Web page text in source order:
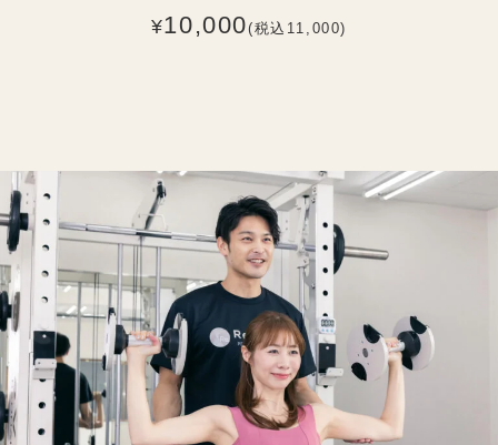
¥10,000(税込11,000)